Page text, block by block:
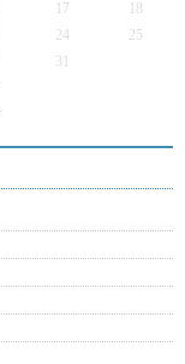
17
24
25
31